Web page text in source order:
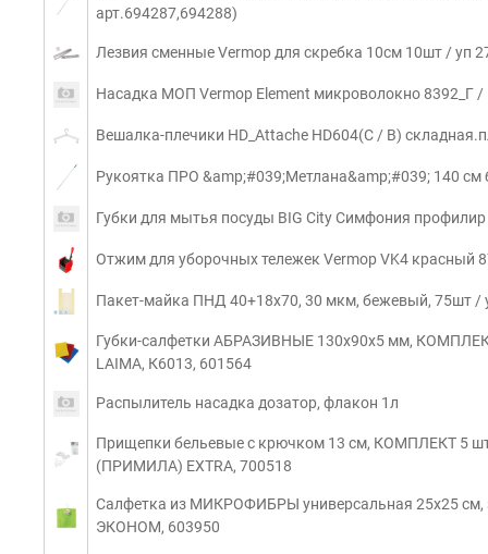
арт.694287,694288)
Лезвия сменные Vermop для скребка 10см 10шт / уп
Насадка МОП Vermop Element микроволокно 8392_Г /
Вешалка-плечики HD_Attache HD604(C / B)
Рукоятка ПРО &amp;#039;Метлана&amp;#039; 140
Губки для мытья посуды BIG City Симфония
Отжим для уборочных тележек Vermop VK4 красный
Пакет-майка ПНД 40+18х70, 30 мкм, бежевый, 75шт
Губки-салфетки АБРАЗИВНЫЕ 130х90х5 мм,
LAIMA, К6013, 601564
Распылитель насадка дозатор, флакон 1л
Прищепки бельевые с крючком 13 см, КОМПЛЕКТ 5
(ПРИМИЛА) EXTRA, 700518
Салфетка из МИКРОФИБРЫ универсальная 25х25
ЭКОНОМ, 603950